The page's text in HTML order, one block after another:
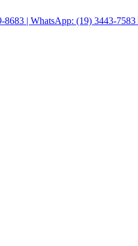
8683 | WhatsApp: (19) 3443-7583